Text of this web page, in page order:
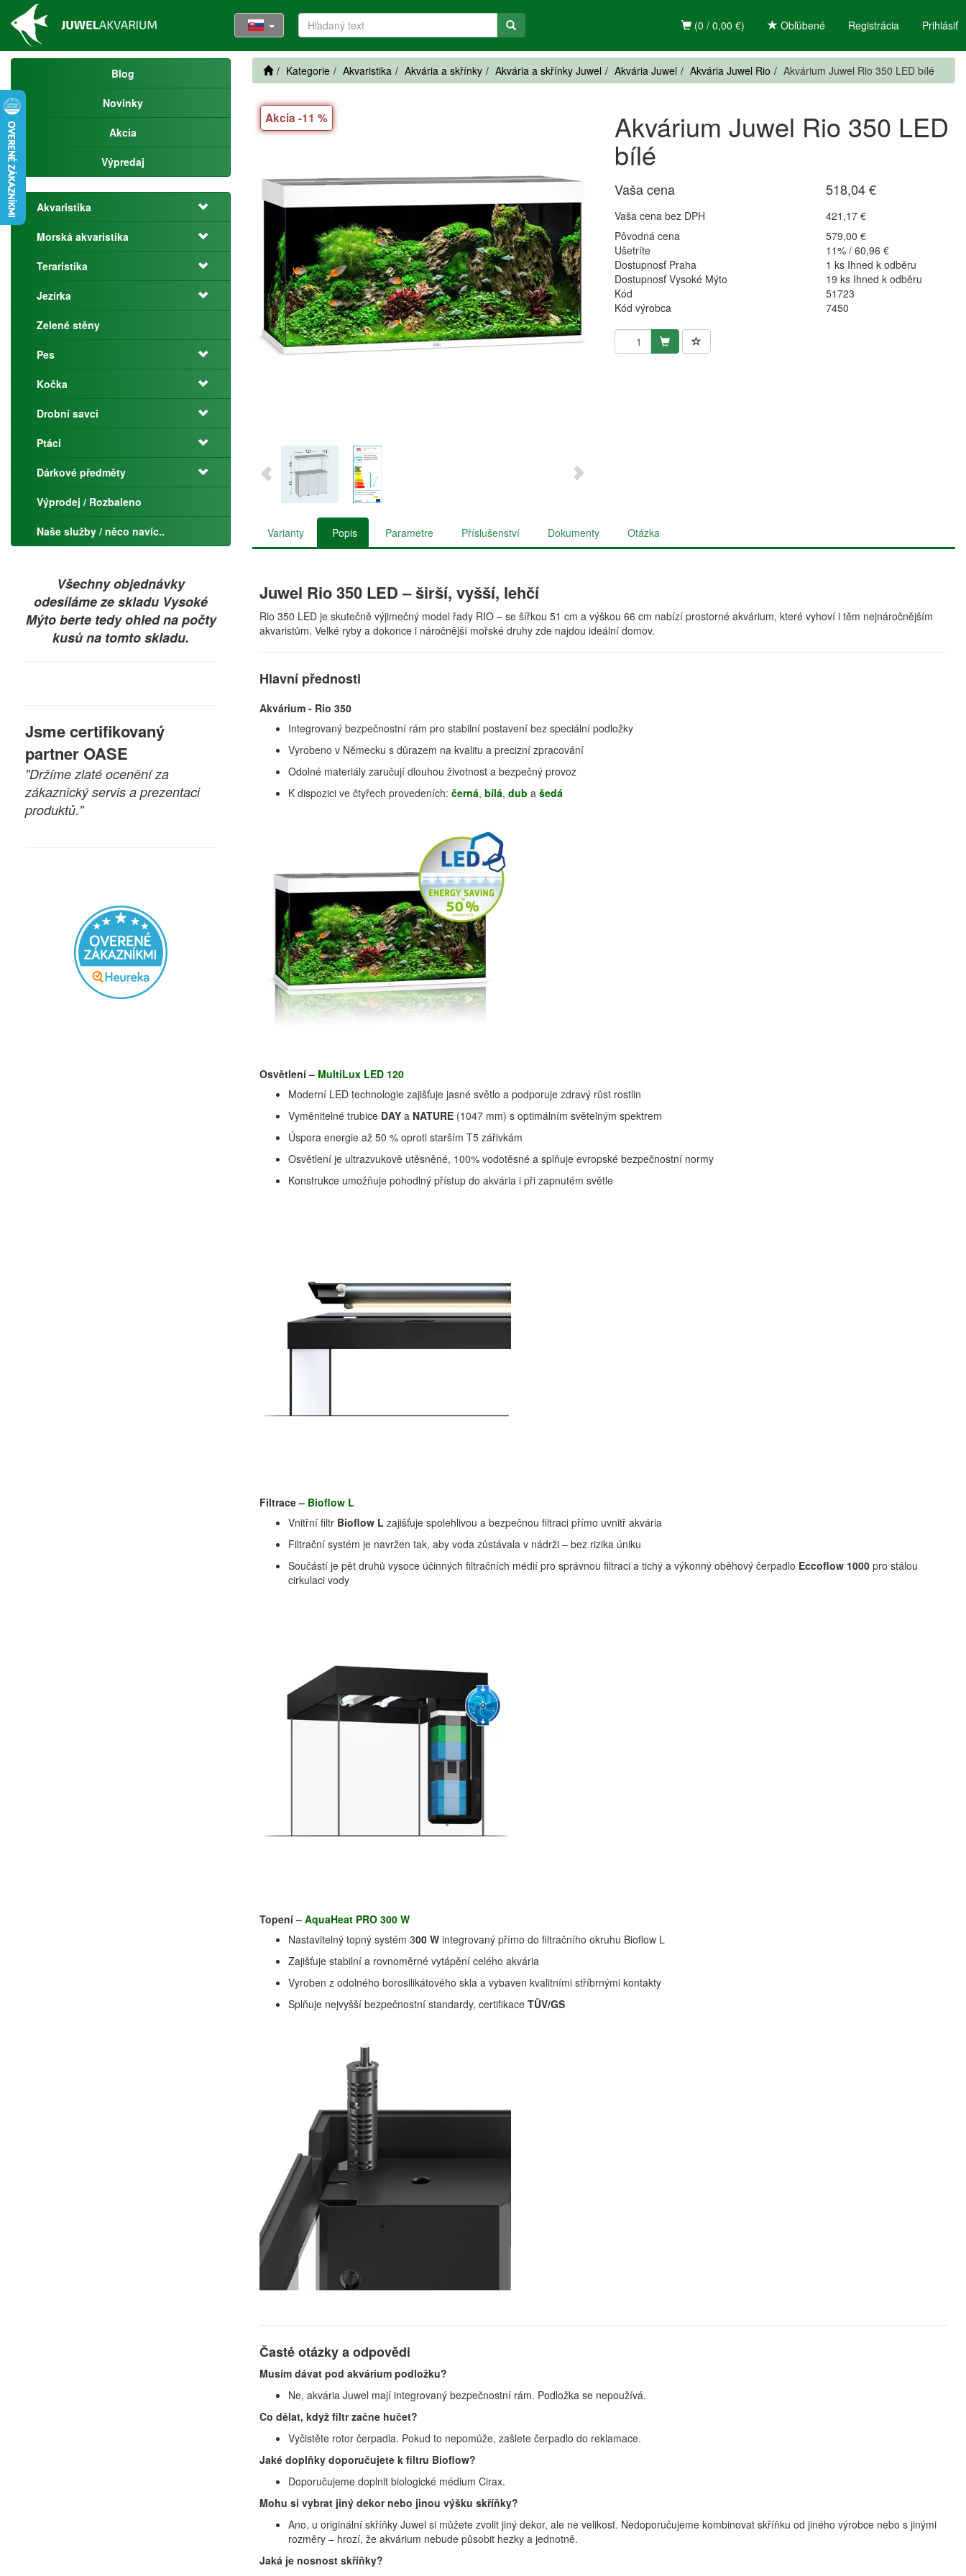
Registrácia Prihlásiť
(0 / 0,00 €) Obľúbené
Blog
Novinky
Akcia
Výpredaj
Akvaristika
Morská akvaristika
Teraristika
Jezírka
Zelené stěny
Pes
Kočka
Drobní savci
Ptáci
Dárkové předměty
Výprodej / Rozbaleno
Naše služby / něco navíc..
Všechny objednávky
odesíláme ze skladu Vysoké
Mýto berte tedy ohled na počty
kusů na tomto skladu.
Jsme certifikovaný
partner OASE
"Držíme zlaté ocenění za
zákaznický servis a prezentaci
produktů."
Kategorie Akvaristika Akvária a skřínky Akvária a skřínky Juwel Akvária Juwel Akvária Juwel Rio Akvárium Juwel Rio 350 LED bílé
Akcia -11 % Akvárium Juwel Rio 350 LED
bílé
Vaša cena 518,04 €
Vaša cena bez DPH
421,17 €
Pôvodná cena
579,00 €
Ušetríte
11% / 60,96 €
Dostupnosť Praha
1 ks Ihned k odběru
Dostupnosť Vysoké Mýto
19 ks Ihned k odběru
Kód
51723
Kód výrobca
7450
Varianty Popis Parametre Příslušenství Dokumenty Otázka
Juwel Rio 350 LED – širší, vyšší, lehčí
Rio 350 LED je skutečně výjimečný model řady RIO – se šířkou 51 cm a výškou 66 cm nabízí prostorné akvárium, které vyhoví i těm nejnáročnějším
akvaristům. Velké ryby a dokonce i náročnější mořské druhy zde najdou ideální domov.
Hlavní přednosti
Akvárium - Rio 350
Integrovaný bezpečnostní rám pro stabilní postavení bez speciální podložky
Vyrobeno v Německu s důrazem na kvalitu a precizní zpracování
Odolné materiály zaručují dlouhou životnost a bezpečný provoz
K dispozici ve čtyřech provedeních: černá, bílá, dub a šedá
Osvětlení – MultiLux LED 120
Moderní LED technologie zajišťuje jasné světlo a podporuje zdravý růst rostlin
Vyměnitelné trubice DAY a NATURE (1047 mm) s optimálním světelným spektrem
Úspora energie až 50 % oproti starším T5 zářivkám
Osvětlení je ultrazvukově utěsněné, 100% vodotěsné a splňuje evropské bezpečnostní normy
Konstrukce umožňuje pohodlný přístup do akvária i při zapnutém světle
Filtrace – Bioflow L
Vnitřní filtr Bioflow L zajišťuje spolehlivou a bezpečnou filtraci přímo uvnitř akvária
Filtrační systém je navržen tak, aby voda zůstávala v nádrži – bez rizika úniku
Součástí je pět druhů vysoce účinných filtračních médií pro správnou filtraci a tichý a výkonný oběhový čerpadlo Eccoflow 1000 pro stálou
cirkulaci vody
Topení – AquaHeat PRO 300 W
Nastavitelný topný systém 300 W integrovaný přímo do filtračního okruhu Bioflow L
Zajišťuje stabilní a rovnoměrné vytápění celého akvária
Vyroben z odolného borosilikátového skla a vybaven kvalitními stříbrnými kontakty
Splňuje nejvyšší bezpečnostní standardy, certifikace TÜV/GS
Časté otázky a odpovědi
Musím dávat pod akvárium podložku?
Ne, akvária Juwel mají integrovaný bezpečnostní rám. Podložka se nepoužívá.
Co dělat, když filtr začne hučet?
Vyčistěte rotor čerpadla. Pokud to nepomůže, zašlete čerpadlo do reklamace.
Jaké doplňky doporučujete k filtru Bioflow?
Doporučujeme doplnit biologické médium Cirax.
Mohu si vybrat jiný dekor nebo jinou výšku skříňky?
Ano, u originální skříňky Juwel si můžete zvolit jiný dekor, ale ne velikost. Nedoporučujeme kombinovat skříňku od jiného výrobce nebo s jinými
rozměry – hrozí, že akvárium nebude působit hezky a jednotně.
Jaká je nosnost skříňky?